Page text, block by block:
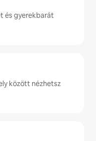
és gyerekbarát
között nézhetsz